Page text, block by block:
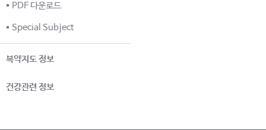
PDF 다운로드
Special Subject
복약지도 정보
건강관련 정보